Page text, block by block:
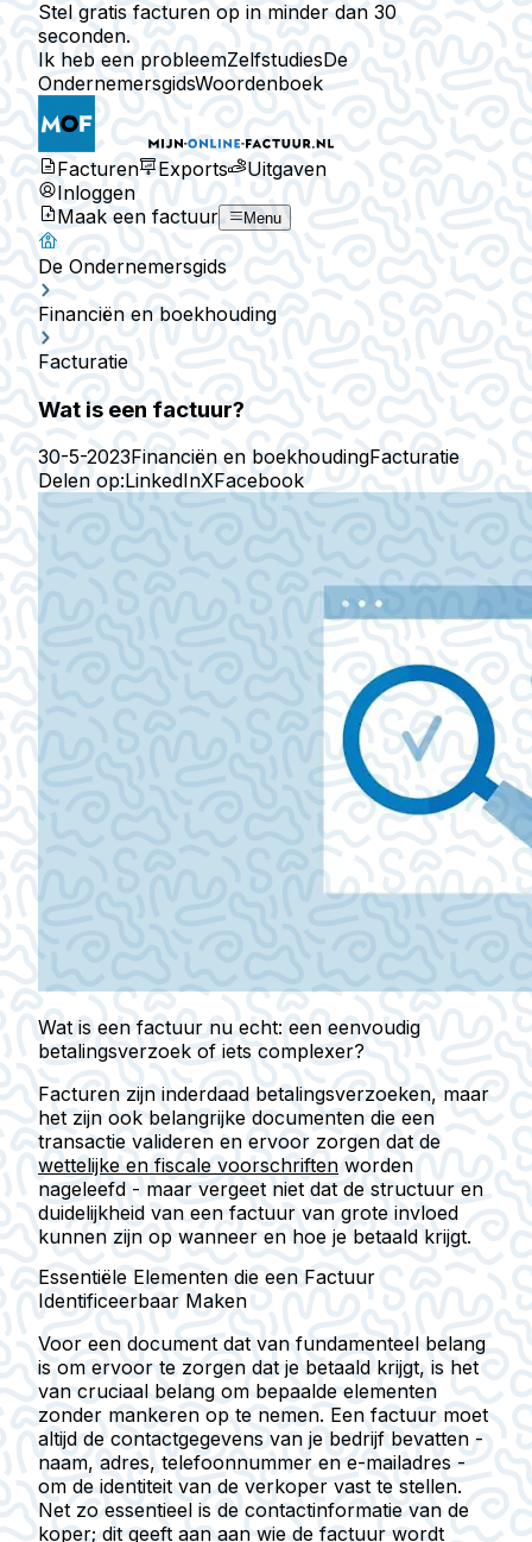
Stel gratis facturen op in minder dan 30
seconden.
Ik heb een probleemZelfstudiesDe
OndernemersgidsWoordenboek
Facturen Exports
Uitgaven
Inloggen
Maak een factuur
Menu
De Ondernemersgids
Financiën en boekhouding
Facturatie
Wat is een factuur?
30-5-2023Financiën en boekhoudingFacturatie
Delen op:LinkedInXFacebook
Wat is een factuur nu echt: een eenvoudig
betalingsverzoek of iets complexer?
Facturen zijn inderdaad betalingsverzoeken, maar
het zijn ook belangrijke documenten die een
transactie valideren en ervoor zorgen dat de
wettelijke en fiscale voorschriften worden
nageleefd - maar vergeet niet dat de structuur en
duidelijkheid van een factuur van grote invloed
kunnen zijn op wanneer en hoe je betaald krijgt.
Essentiële Elementen die een Factuur
Identificeerbaar Maken
Voor een document dat van fundamenteel belang
is om ervoor te zorgen dat je betaald krijgt, is het
van cruciaal belang om bepaalde elementen
zonder mankeren op te nemen. Een factuur moet
altijd de contactgegevens van je bedrijf bevatten -
naam, adres, telefoonnummer en e-mailadres -
om de identiteit van de verkoper vast te stellen.
Net zo essentieel is de contactinformatie van de
koper; dit geeft aan aan wie de factuur wordt